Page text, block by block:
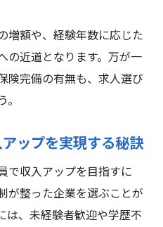
増額や、経験年数に応じた
の近道となります。万が一
険完備の有無も、求人選び
ップを実現する秘訣
で収入アップを目指すに
が整った企業を選ぶことが
は、未経験者歓迎や学歴不